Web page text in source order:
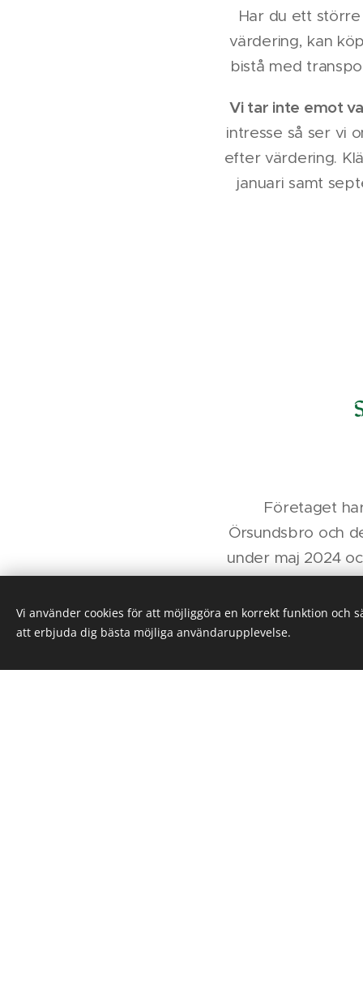
Har du ett
värdering, kan
bistå med
Vi tar inte emot
intresse så ser vi
efter värdering.
januari samt
Företaget
Örsundsbro och
under maj 2024
egna
Ytterligare
Vi använder cookies för att möjliggöra en korrekt funktion och
att erbjuda dig bästa möjliga användarupplevelse.